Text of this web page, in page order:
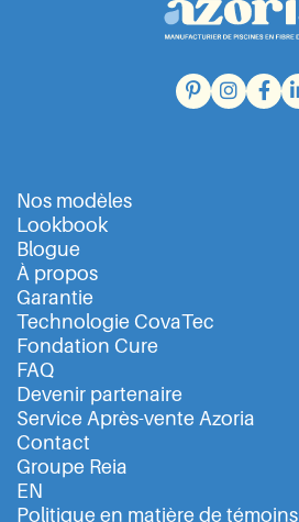
Nos modèles
Lookbook
Blogue
À propos
Garantie
Technologie CovaTec
Fondation Cure
FAQ
Devenir partenaire
Service Après-vente Azoria
Contact
Groupe Reia
EN
Politique en matière de témoins